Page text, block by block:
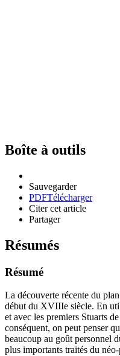
Boîte à outils
Sauvegarder
PDFTélécharger
Citer cet article
Partager
Résumés
Résumé
La découverte récente du
début du XVIIIe siècle. En
et avec les premiers Stuarts
conséquent, on peut penser
beaucoup au goût personnel
plus importants traités du